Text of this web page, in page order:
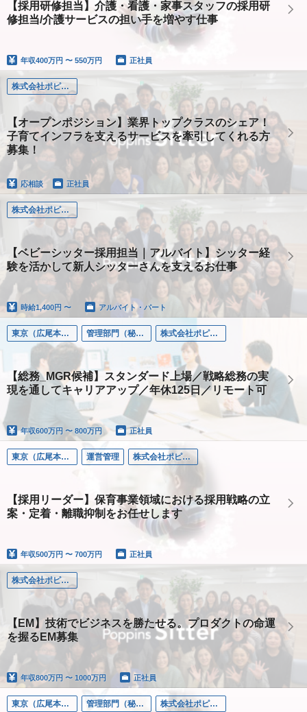
【採用研修担当】介護・看護・家事スタッフの採用研
修担当/介護サービスの担い手を増やす仕事
年収400万円 〜 550万円 正社員
株式会社ポピンズシッター
【オープンポジション】業界トップクラスのシェア！
子育てインフラを支えるサービスを牽引してくれる方
募集！
応相談 正社員
株式会社ポピンズシッター
【ベビーシッター採用担当｜アルバイト】シッター経
験を活かして新人シッターさんを支えるお仕事
時給1,400円 〜 アルバイト・パート
東京（広尾本社） 管理部門（秘書/経理/法務など） 株式会社ポピンズ
【総務_MGR候補】スタンダード上場／戦略総務の実
現を通してキャリアアップ／年休125日／リモート可
年収600万円 〜 800万円 正社員
東京（広尾本社） 運営管理 株式会社ポピンズエデュケア
【採用リーダー】保育事業領域における採用戦略の立
案・定着・離職抑制をお任せします
年収500万円 〜 700万円 正社員
株式会社ポピンズシッター
【EM】技術でビジネスを勝たせる。プロダクトの命運
を握るEM募集
年収800万円 〜 1000万円 正社員
東京（広尾本社） 管理部門（秘書/経理/法務など） 株式会社ポピンズ